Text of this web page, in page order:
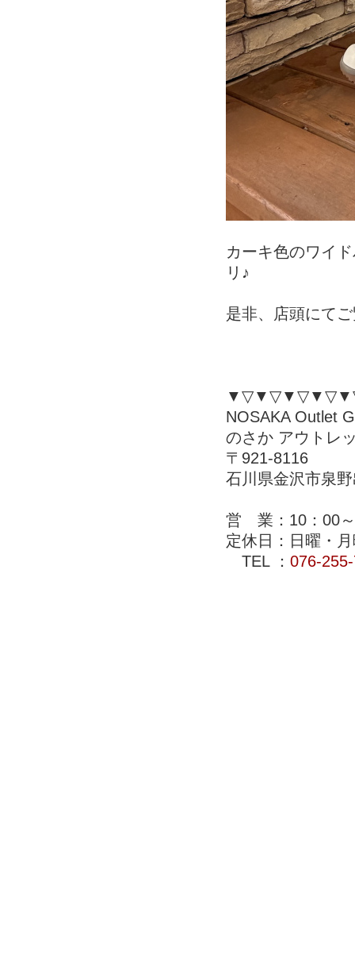
カーキ色のワイ
リ♪
是非、店頭にて
NOSAKA Outlet
のさか アウトレ
〒921-8116
石川県金沢市泉
営 業：10：00
定休日：日曜・
TEL ： 076-